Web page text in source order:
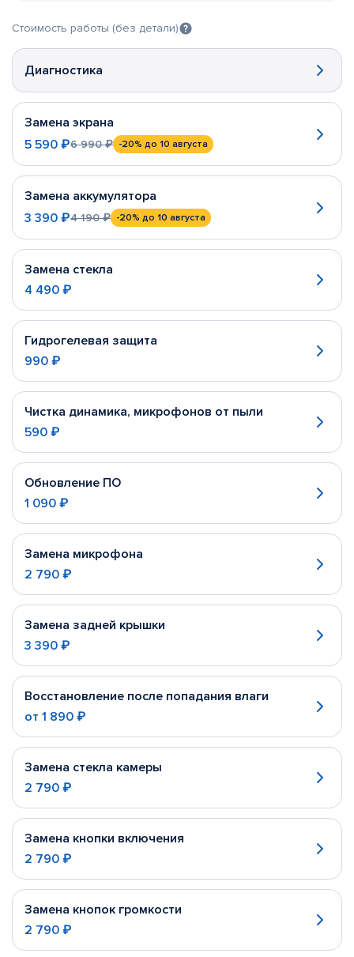
Стоимость работы (без детали)
Диагностика
Замена экрана
5 590 ₽6 990 ₽ -20% до 10 августа
Замена аккумулятора
3 390 ₽4 190 ₽ -20% до 10 августа
Замена стекла
4 490 ₽
Гидрогелевая защита
990 ₽
Чистка динамика, микрофонов от пыли
590 ₽
Обновление ПО
1 090 ₽
Замена микрофона
2 790 ₽
Замена задней крышки
3 390 ₽
Восстановление после попадания влаги
от 1 890 ₽
Замена стекла камеры
2 790 ₽
Замена кнопки включения
2 790 ₽
Замена кнопок громкости
2 790 ₽